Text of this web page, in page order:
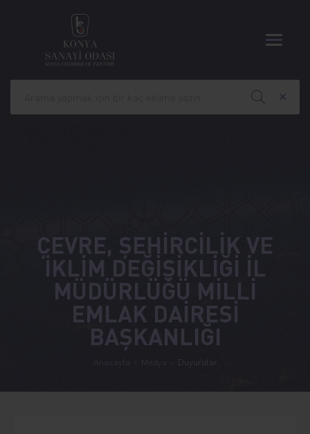
ÇEVRE, ŞEHİRCİLİK VE
İKLİM DEĞİŞİKLİĞİ İL
MÜDÜRLÜĞÜ MİLLİ
EMLAK DAİRESİ
BAŞKANLIĞI
Anasayfa Medya Duyurular